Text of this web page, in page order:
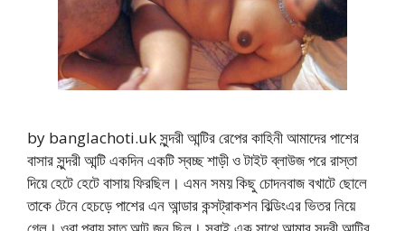
by banglachoti.uk সুন্দরী আন্টির রেপের কাহিনী আমাদের পাশের
বাসার সুন্দরী আন্টি একদিন একটি স্বচ্ছ শাড়ী ও টাইট ব্লাউজ পরে রাস্তা
দিয়ে হেটে হেটে বাসায় ফিরছিল। এমন সময় কিছু চোদনবাজ বখাটে ছোলে
তাকে টেনে হেচড়ে পাশের এন আন্ডার কন্সট্রাকশন বিল্ডিংএর ভিতর নিয়ে